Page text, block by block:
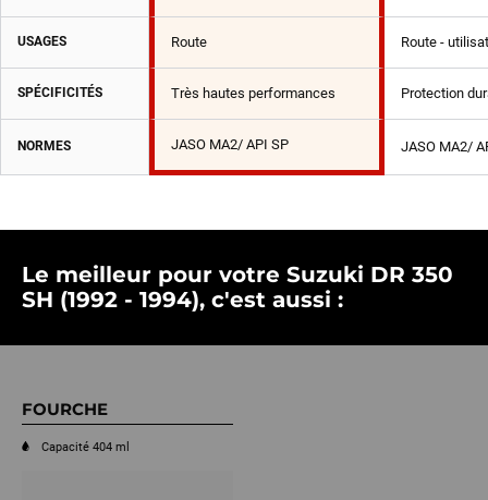
USAGES Route Route -
SPÉCIFICITÉS Très hautes performances Protection
NORMES JASO MA2/ API SP JASO MA2/
Le meilleur pour votre Suzuki DR 350
SH (1992 - 1994), c'est aussi :
FOURCHE
Capacité 404 ml